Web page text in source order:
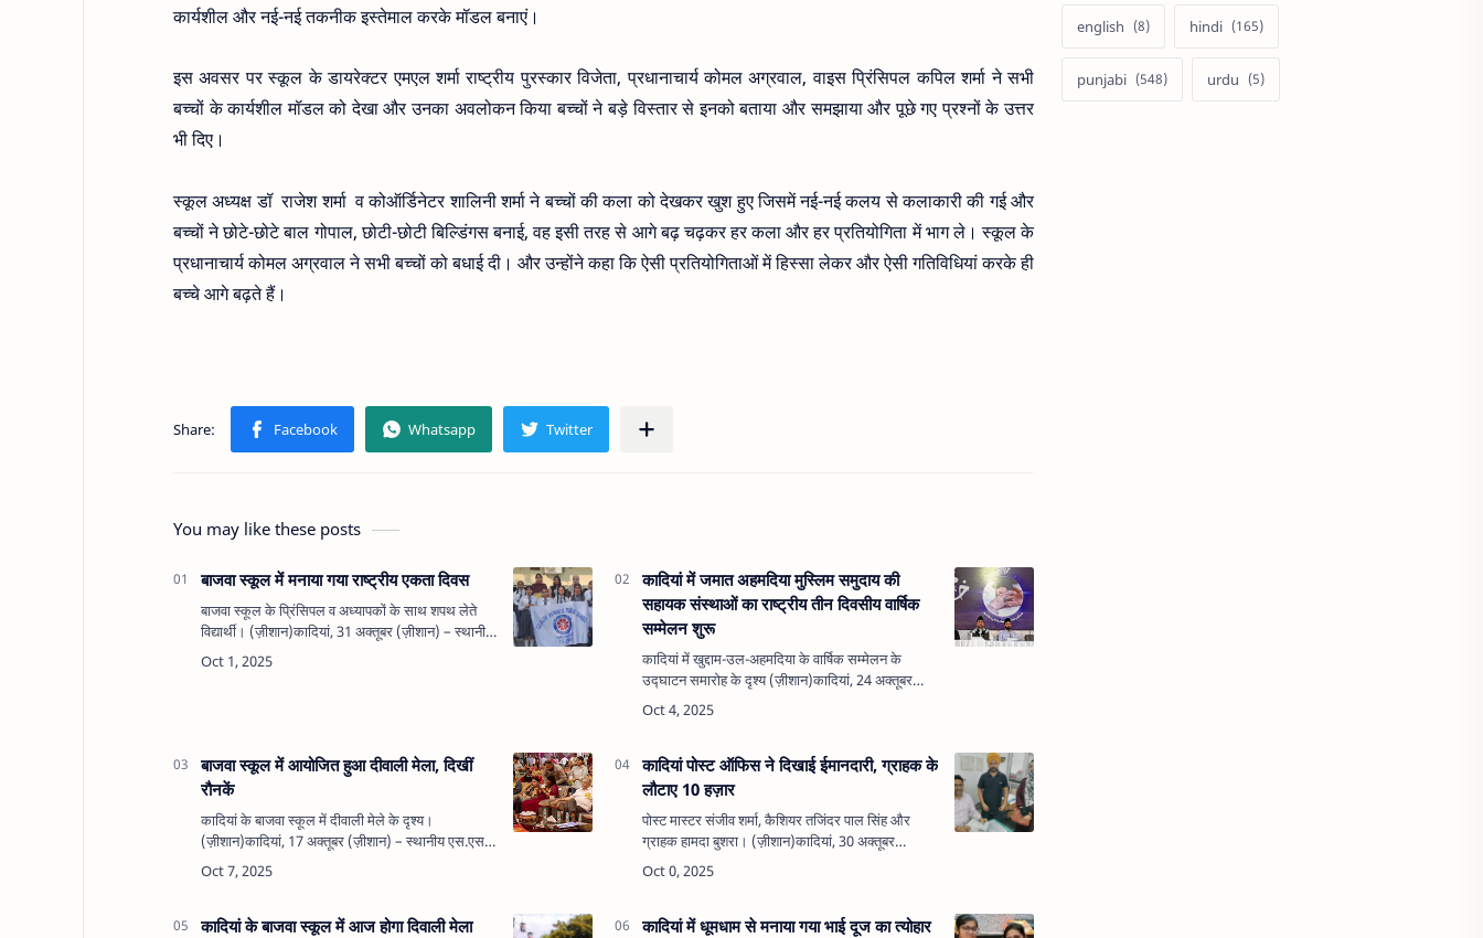
कार्यशील और नई-नई तकनीक इस्तेमाल करके मॉडल बनाएं।
इस अवसर पर स्कूल के डायरेक्टर एमएल शर्मा राष्ट्रीय पुरस्कार विजेता, प्रधानाचार्य कोमल अग्रवाल, वाइस प्रिंसिपल कपिल शर्मा ने सभी
बच्चों के कार्यशील मॉडल को देखा और उनका अवलोकन किया बच्चों ने बड़े विस्तार से इनको बताया और समझाया और पूछे गए प्रश्नों के उत्तर
भी दिए।
स्कूल अध्यक्ष डॉ राजेश शर्मा व कोऑर्डिनेटर शालिनी शर्मा ने बच्चों की कला को देखकर खुश हुए जिसमें नई-नई कलय से कलाकारी की गई और
बच्चों ने छोटे-छोटे बाल गोपाल, छोटी-छोटी बिल्डिंगस बनाई, वह इसी तरह से आगे बढ़ चढ़कर हर कला और हर प्रतियोगिता में भाग ले। स्कूल के
प्रधानाचार्य कोमल अग्रवाल ने सभी बच्चों को बधाई दी। और उन्होंने कहा कि ऐसी प्रतियोगिताओं में हिस्सा लेकर और ऐसी गतिविधियां करके ही
बच्चे आगे बढ़ते हैं।
You may like these posts
बाजवा स्कूल में मनाया गया राष्ट्रीय एकता दिवस
बाजवा स्कूल के प्रिंसिपल व अध्यापकों के साथ शपथ लेते
विद्यार्थी। (ज़ीशान)कादियां, 31 अक्तूबर (ज़ीशान) – स्थानीय
एस.एस. बाजवा स्कूल में राष्ट्रीय सेवा योजना (NSS) इकाई
के अंतर्गत सर…
कादियां में जमात अहमदिया मुस्लिम समुदाय की
सहायक संस्थाओं का राष्ट्रीय तीन दिवसीय वार्षिक
सम्मेलन शुरू
कादियां में खुद्दाम-उल-अहमदिया के वार्षिक सम्मेलन के
उद्घाटन समारोह के दृश्य (ज़ीशान)कादियां, 24 अक्तूबर
(ज़ीशान) – कादियां में जमात अहमदिया मुस्लिम भारत की
सहायक संस्थाओं का केंद्…
बाजवा स्कूल में आयोजित हुआ दीवाली मेला, दिखीं
रौनकें
कादियां के बाजवा स्कूल में दीवाली मेले के दृश्य।
(ज़ीशान)कादियां, 17 अक्तूबर (ज़ीशान) – स्थानीय एस.एस.
बाजवा मेमोरियल पब्लिक स्कूल में हर साल की तरह इस बार
भी दीवाली मेला बड़े धूमध…
कादियां पोस्ट ऑफिस ने दिखाई ईमानदारी, ग्राहक के
लौटाए 10 हज़ार
पोस्ट मास्टर संजीव शर्मा, कैशियर तजिंदर पाल सिंह और
ग्राहक हामदा बुशरा। (ज़ीशान)कादियां, 30 अक्तूबर
(ज़ीशान) – कादियां पोस्ट ऑफिस के कैशियर तजिंदर पाल
सिंह ने ईमानदारी की मिसाल पेश …
कादियां के बाजवा स्कूल में आज होगा दिवाली मेला कादियां में धूमधाम से मनाया गया भाई दूज का त्योहार
english hindi
punjabi urdu